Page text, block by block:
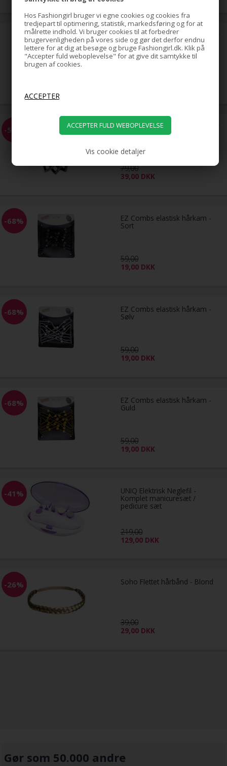
Hos Fashiongirl bruger vi egne cookies og cookies fra
tredjepart til optimering, statistik, markedsføring og for at
målrette indhold. Vi bruger cookies til at forbedrer
brugervenligheden på vores side og gør det derfor endnu
lettere for at dig at besøge og bruge Fashiongirl.dk. Klik på
"Accepter fuld weboplevelse" for at give dit samtykke til
brugen af cookies.
Vis cookie detaljer
Hestehale Spiral med rhinsten/
Bird Nest Hair Clip - Guld
-51% Hestehale Spiral med rhinsten/
Bird Nest Hair Clip - Sølv
79,00
39,00 DKK
-68% EZ Combs elastisk hårkam -
Sort
59,00
19,00 DKK
-68% EZ Combs elastisk hårkam -
Sølv
59,00
19,00 DKK
-68% EZ Combs elastisk hårkam -
Guld
59,00
19,00 DKK
-41% UNIQ Elektrisk Neglefil -
Komplet manicuresæt /
pedicure sæt
219,00
129,00 DKK
-26% Soho Flettet hårbånd - Blond
39,00
29,00 DKK
Gør som 50.000 andre